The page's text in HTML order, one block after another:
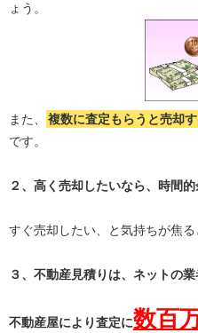
ょう。
また、 複数に査定もらうと売却
です。
２、高く売却したいなら、時間
すぐ売却したい、と気持ちが焦る
３、不動産見積りは、ネットの業
不動産屋により査定に数百